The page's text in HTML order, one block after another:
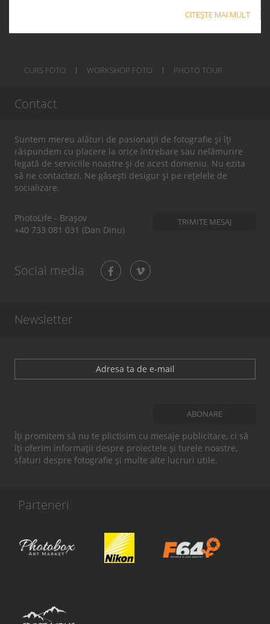
CITEȘTE MAI MULT
CURS FOTO WORKSHOP FOTO PHOTO TOUR
Contact
Suntem mereu alături de pasionații de fotografie și îți
răspundem cu placere la orice întrebare sau nelămurire
legată de serviciile noastre și de acest domeniu. Nu ezita
să ne contactezi. Ne găsești desigur și pe rețelele de
socializare.
PhotoLife - Brașov
+40 733 081 031 (Dan Dinu)
TRIMITE MESAJ
Social media
Newsletter
ABONARE
Îți promitem să nu te plictisim cu mesaje publicitare, ci să
îți oferim informații despre proiectele și turele noastre,
sfaturi despre fotografie și multe alte lucruri utile.
Parteneri